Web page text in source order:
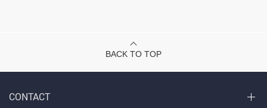
BACK TO TOP
CONTACT